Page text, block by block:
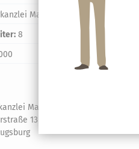
Marcus Ritscher
8
Marcus Ritscher
13 1/3